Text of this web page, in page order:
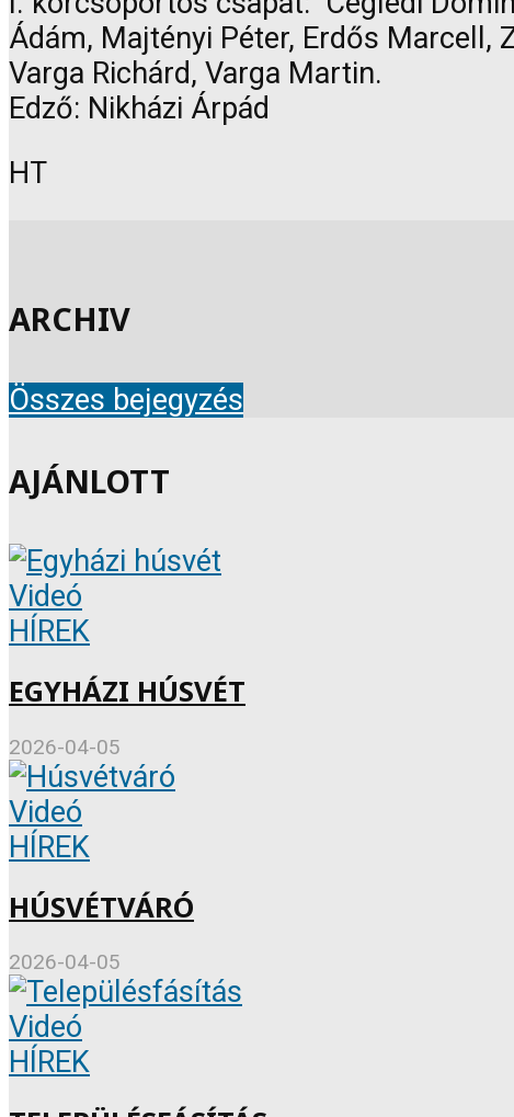
Ádám, Majtényi Péter, Erdős Marcell,
Varga Richárd, Varga Martin.
Edző: Nikházi Árpád
HT
ARCHIV
Összes bejegyzés
AJÁNLOTT
Videó
HÍREK
EGYHÁZI HÚSVÉT
2026-04-05
Videó
HÍREK
HÚSVÉTVÁRÓ
2026-04-05
Videó
HÍREK